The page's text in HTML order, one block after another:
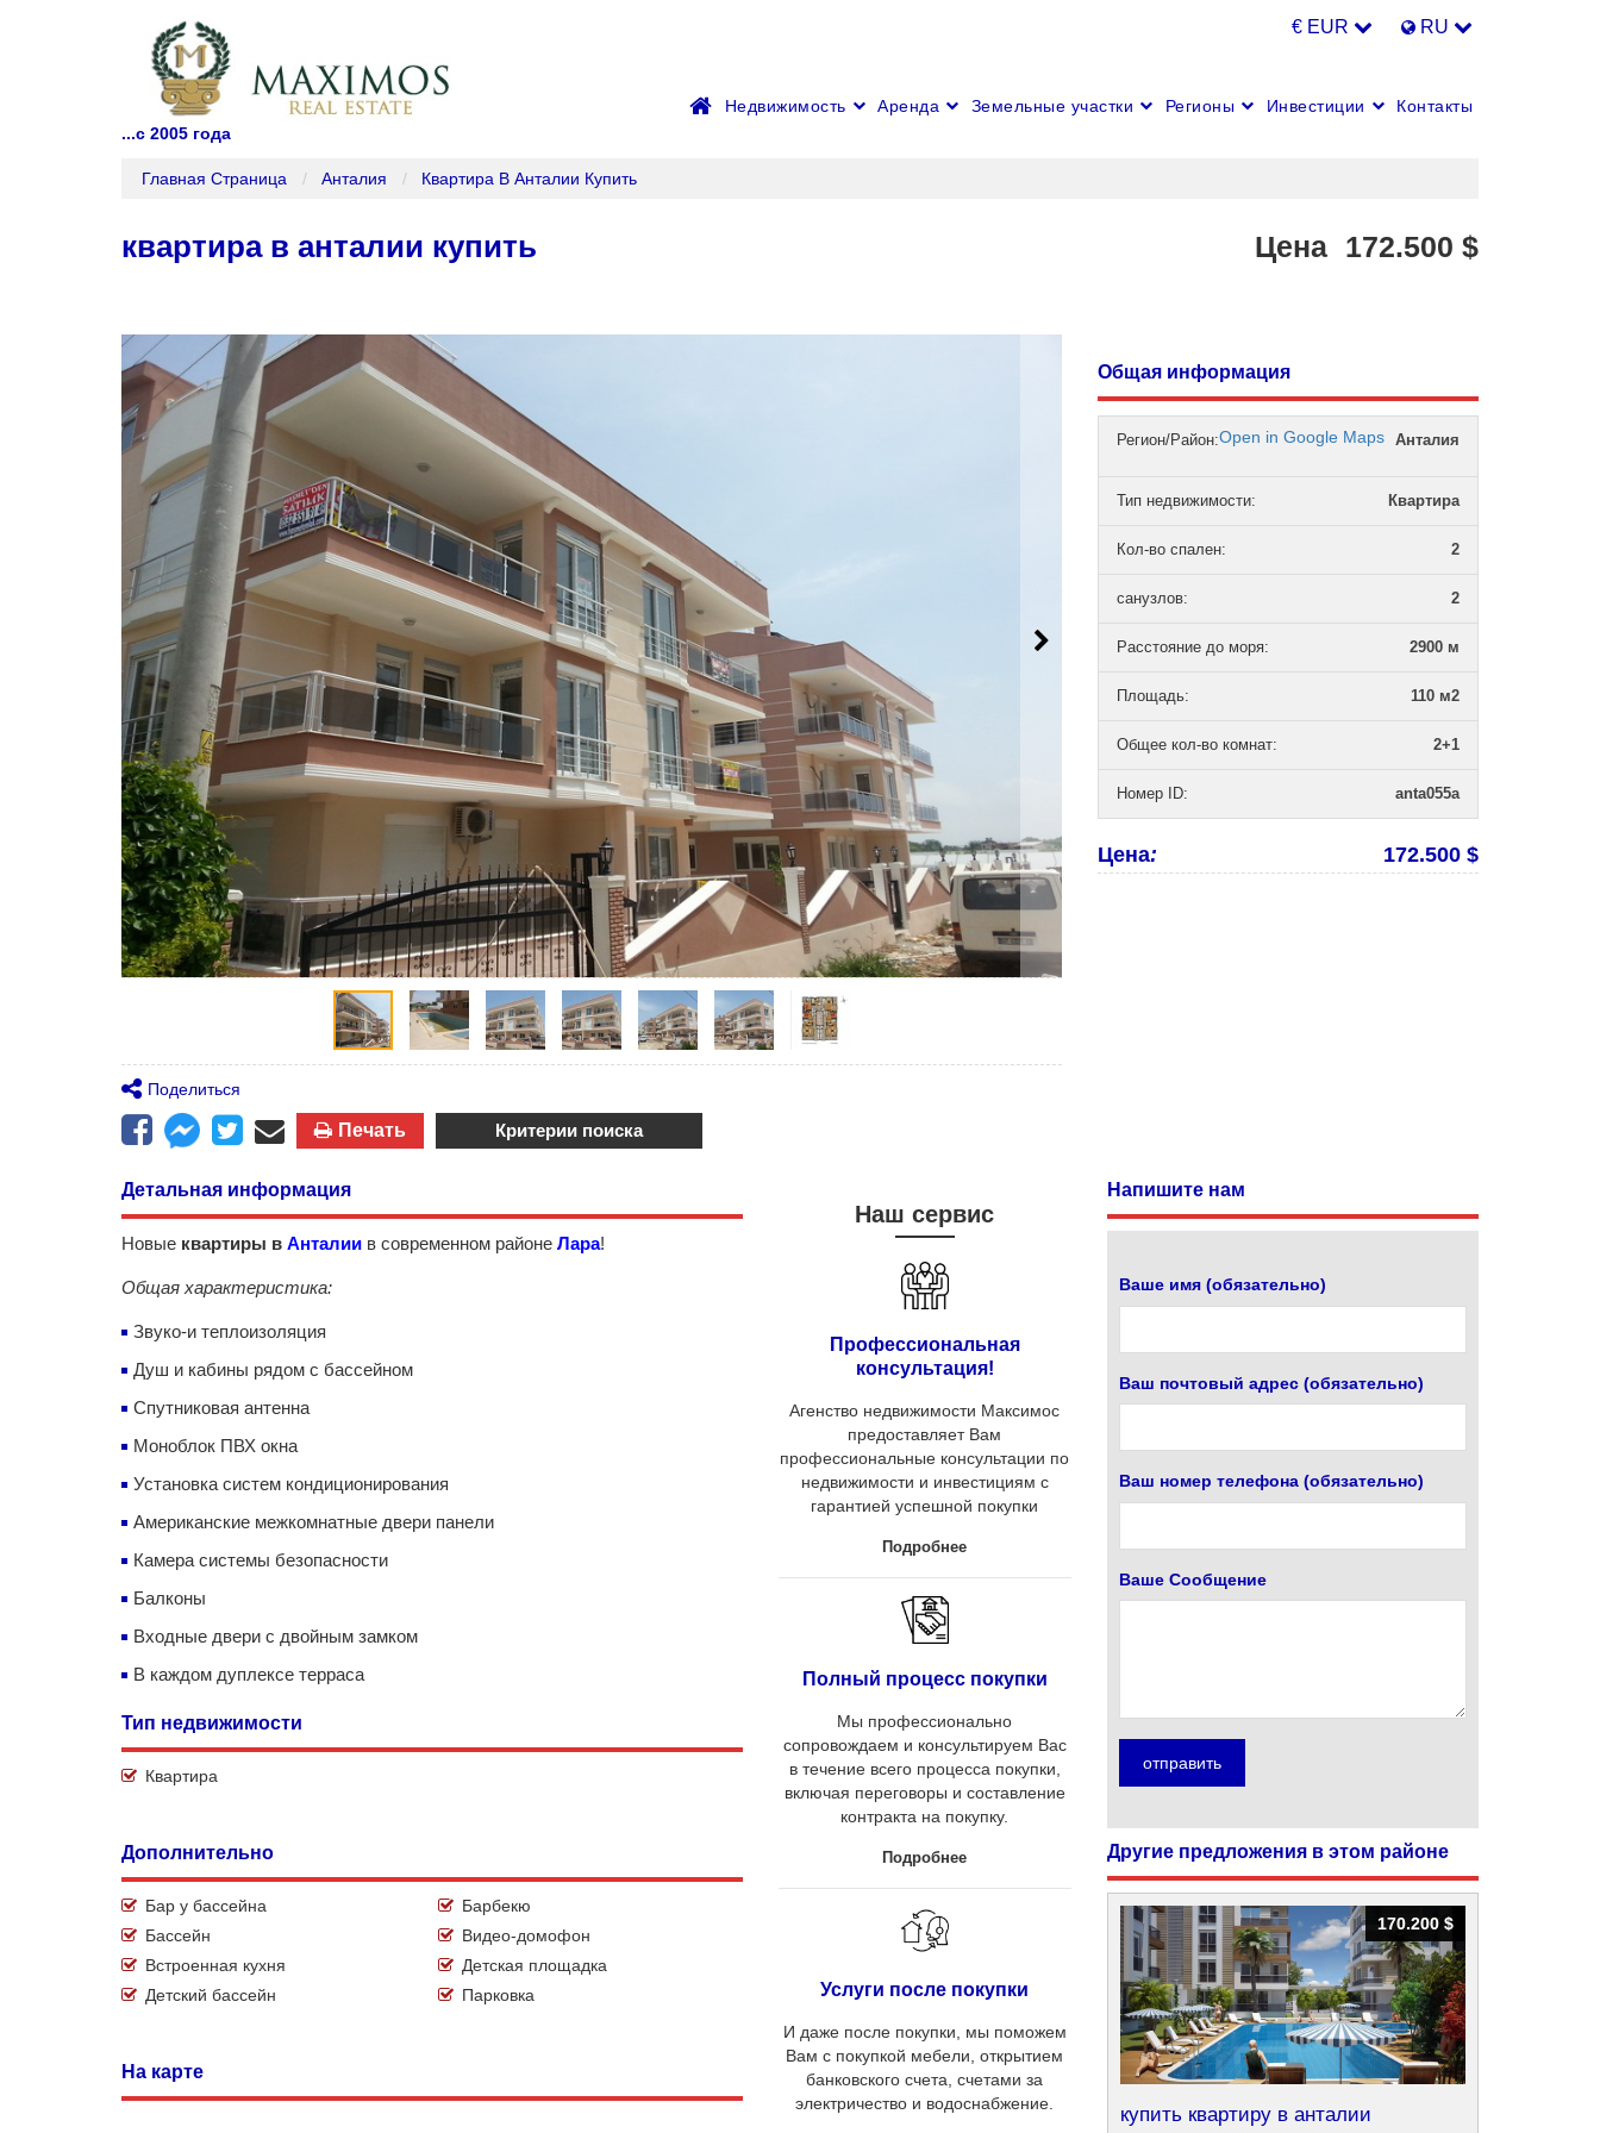
€ EUR RU
...с 2005 года
Недвижимость Аренда Земельные участки Регионы Инвестиции Контакты
Главная Страница Анталия Квартира В Анталии Купить
квартира в анталии купить Цена 172.500 $
Поделиться
Печать Критерии поиска
Общая информация
Регион/Район: Анталия
Open in Google Maps
Тип недвижимости: Квартира
Кол-во спален: 2
санузлов: 2
Расстояние до моря: 2900 м
Площадь: 110 м2
Общее кол-во комнат: 2+1
Номер ID: anta055a
Цена: 172.500 $
Детальная информация
Новые квартиры в Анталии в современном районе Лара!
Общая характеристика:
Звуко-и теплоизоляция
Душ и кабины рядом с бассейном
Спутниковая антенна
Моноблок ПВХ окна
Установка систем кондиционирования
Американские межкомнатные двери панели
Камера системы безопасности
Балконы
Входные двери с двойным замком
В каждом дуплексе терраса
Тип недвижимости
Квартира
Дополнительно
Бар у бассейна
Барбекю
Бассейн
Видео-домофон
Встроенная кухня
Детская площадка
Детский бассейн
Парковка
На карте
Наш сервис
Профессиональная
консультация!
Агенство недвижимости Максимос
предоставляет Вам
профессиональные консультации по
недвижимости и инвестициям с
гарантией успешной покупки
Подробнее
Полный процесс покупки
Мы профессионально
сопровождаем и консультируем Вас
в течение всего процесса покупки,
включая переговоры и составление
контракта на покупку.
Подробнее
Услуги после покупки
И даже после покупки, мы поможем
Вам с покупкой мебели, открытием
банковского счета, счетами за
электричество и водоснабжение.
Напишите нам
Ваше имя (обязательно)
Ваш почтовый адрес (обязательно)
Ваш номер телефона (обязательно)
Ваше Сообщение
Другие предложения в этом районе
купить квартиру в анталии
170.200 $
170.200 $